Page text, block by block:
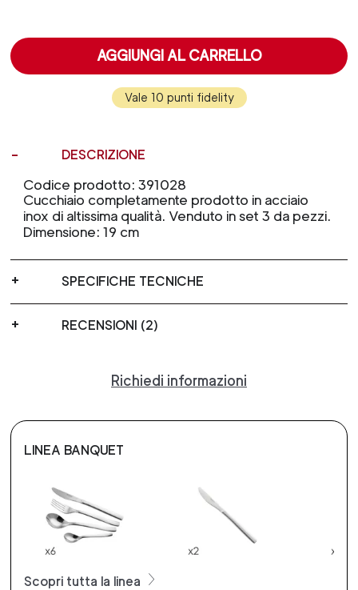
AGGIUNGI AL CARRELLO
Vale 10 punti fidelity
DESCRIZIONE
Codice prodotto: 391028
Cucchiaio completamente prodotto in acciaio
inox di altissima qualità. Venduto in set 3 da pezzi.
Dimensione: 19 cm
SPECIFICHE TECNICHE
RECENSIONI (2)
Richiedi informazioni
LINEA BANQUET
Scopri tutta la linea